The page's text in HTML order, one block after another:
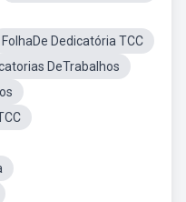
FolhaDe Dedicatória TCC
DeTrabalhos